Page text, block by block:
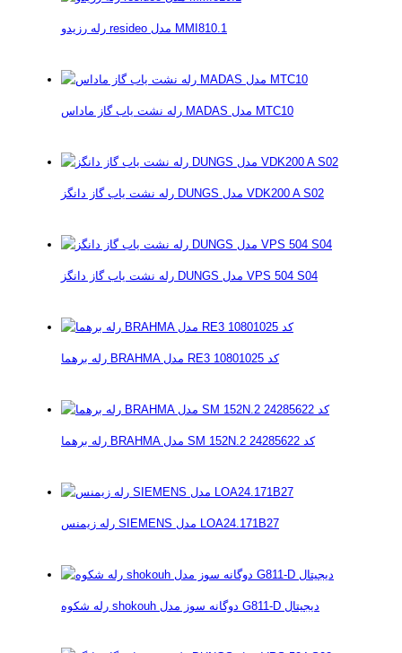
رله رزیدو resideo مدل MMI810.1
رله نشت یاب گاز ماداس MADAS مدل MTC10
رله نشت یاب گاز دانگز DUNGS مدل VDK200 A S02
رله نشت یاب گاز دانگز DUNGS مدل VPS 504 S04
رله برهما BRAHMA مدل RE3 کد 10801025
رله برهما BRAHMA مدل SM 152N.2 کد 24285622
رله زیمنس SIEMENS مدل LOA24.171B27
رله شکوه shokouh دوگانه سوز مدل G811-D دیجیتال